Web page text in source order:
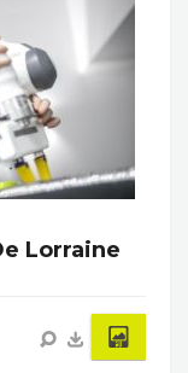
Lorraine